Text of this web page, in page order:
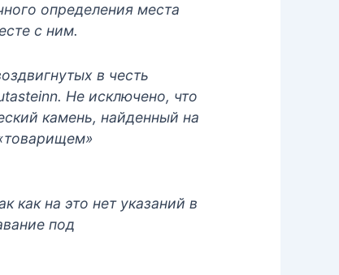
определения места
с ним.
в честь
Не исключено, что
камень, найденный на
как на это нет указаний в
под